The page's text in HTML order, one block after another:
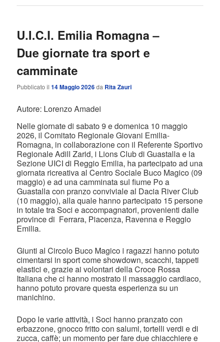
U.I.C.I. Emilia Romagna –
Due giornate tra sport e
camminate
Pubblicato il14 Maggio 2026da Rita Zauri
Autore: Lorenzo Amadei
Nelle giornate di sabato 9 e domenica 10 maggio
2026, il Comitato Regionale Giovani Emilia-
Romagna, in collaborazione con il Referente Sportivo
Regionale Adill Zarid, i Lions Club di Guastalla e la
Sezione UICI di Reggio Emilia, ha partecipato ad una
giornata ricreativa al Centro Sociale Buco Magico (09
maggio) e ad una camminata sul fiume Po a
Guastalla con pranzo conviviale al Dacia River Club
(10 maggio), alla quale hanno partecipato 15 persone
in totale tra Soci e accompagnatori, provenienti dalle
province di Ferrara, Piacenza, Ravenna e Reggio
Emilia.
Giunti al Circolo Buco Magico i ragazzi hanno potuto
cimentarsi in sport come showdown, scacchi, tappeti
elastici e, grazie ai volontari della Croce Rossa
Italiana che ci hanno mostrato il massaggio cardiaco,
hanno potuto provare questa esperienza su un
manichino.
Dopo le varie attività, i Soci hanno pranzato con
erbazzone, gnocco fritto con salumi, tortelli verdi e di
zucca, caffè; un momento per fare due chiacchiere e